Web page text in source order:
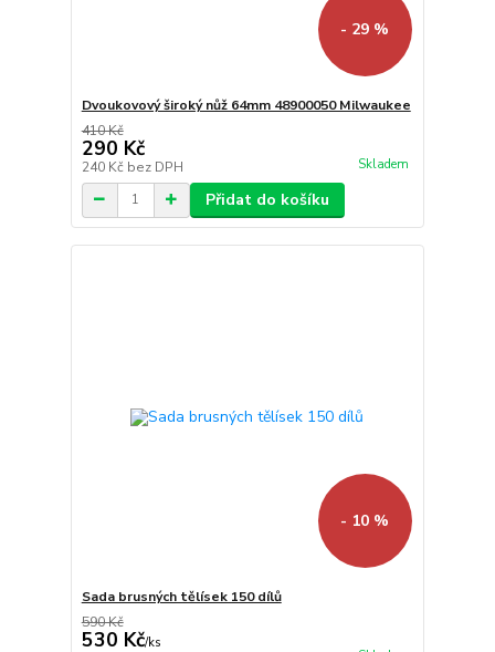
- 29 %
Dvoukovový široký nůž 64mm 48900050 Milwaukee
410 Kč
290 Kč
240 Kč bez DPH Skladem
Přidat do košíku
- 10 %
Sada brusných tělísek 150 dílů
590 Kč
530 Kč/ks